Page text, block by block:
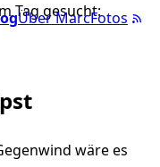
Über MarcFotos
Tag gesucht:
wäre es